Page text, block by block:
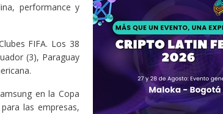
performance y
FIFA. Los 38
(3), Paraguay
en la Copa
las empresas,